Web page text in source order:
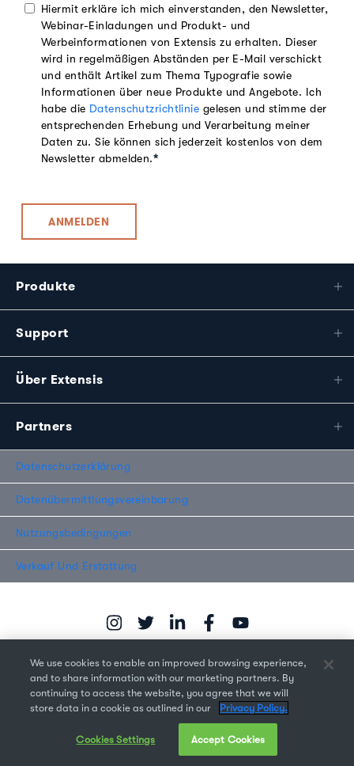
Hiermit erkläre ich mich einverstanden, den Newsletter,
Webinar-Einladungen und Produkt- und
Werbeinformationen von Extensis zu erhalten. Dieser
wird in regelmäßigen Abständen per E-Mail verschickt
und enthält Artikel zum Thema Typografie sowie
Informationen über neue Produkte und Angebote. Ich
habe die Datenschutzrichtlinie gelesen und stimme der
entsprechenden Erhebung und Verarbeitung meiner
Daten zu. Sie können sich jederzeit kostenlos von dem
Newsletter abmelden.*
Produkte
Support
Über Extensis
Partners
Datenschutzerklärung
Datenübermittlungsvereinbarung
Nutzungsbedingungen
Verkauf Und Erstattung
Copyright © 2026 Monotype Imaging Inc. Alle Rechte
vorbehalten.
We use cookies to enable an improved browsing experience,
and to share information with our marketing partners. By
continuing to access the website, you agree that we will
store data in a cookie as outlined in our
Privacy Policy.
Cookies Settings Accept Cookies